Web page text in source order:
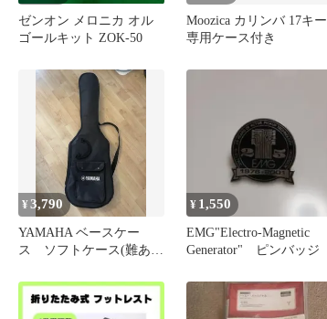
ゼンオン メロニカ オル
ゴールキット ZOK-50
Moozica カリンバ 17キー
専用ケース付き
¥3,790
YAMAHA ベースケー
ス ソフトケース(難あ
¥ 1,550
EMG"Electro-Magnetic
Generator" ピンバッジ